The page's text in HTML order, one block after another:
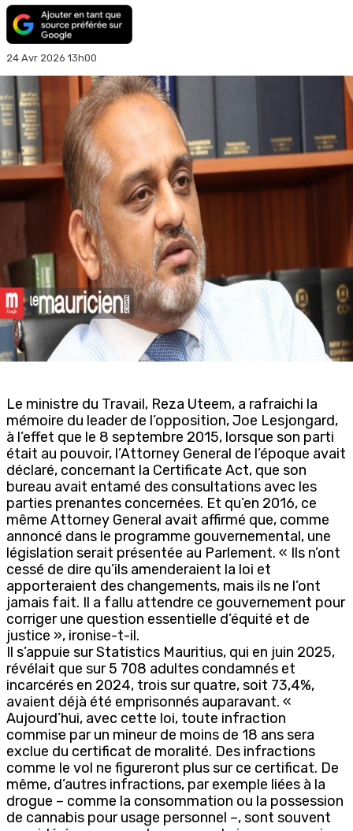
24 Avr 2026 13h00
Le ministre du Travail, Reza Uteem, a rafraichi la
mémoire du leader de l’opposition, Joe Lesjongard,
à l’effet que le 8 septembre 2015, lorsque son parti
était au pouvoir, l’Attorney General de l’époque avait
déclaré, concernant la Certificate Act, que son
bureau avait entamé des consultations avec les
parties prenantes concernées. Et qu’en 2016, ce
même Attorney General avait affirmé que, comme
annoncé dans le programme gouvernemental, une
législation serait présentée au Parlement. « Ils n’ont
cessé de dire qu’ils amenderaient la loi et
apporteraient des changements, mais ils ne l’ont
jamais fait. Il a fallu attendre ce gouvernement pour
corriger une question essentielle d’équité et de
justice », ironise-t-il.
Il s’appuie sur Statistics Mauritius, qui en juin 2025,
révélait que sur 5 708 adultes condamnés et
incarcérés en 2024, trois sur quatre, soit 73,4%,
avaient déjà été emprisonnés auparavant. «
Aujourd’hui, avec cette loi, toute infraction
commise par un mineur de moins de 18 ans sera
exclue du certificat de moralité. Des infractions
comme le vol ne figureront plus sur ce certificat. De
même, d’autres infractions, par exemple liées à la
drogue – comme la consommation ou la possession
de cannabis pour usage personnel –, sont souvent